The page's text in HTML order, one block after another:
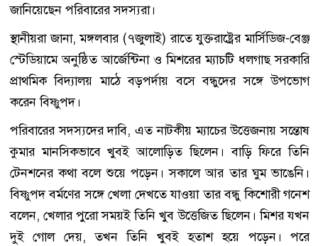
জানিয়েছেন পরিবারের সদস্যরা।
স্থানীয়রা জানা, মঙ্গলবার (৭জুলাই) রাতে যুক্তরাষ্ট্রের মার্সিডিজ-বেঞ্জ
স্টেডিয়ামে অনুষ্ঠিত আর্জেন্টিনা ও মিশরের ম্যাচটি ধলগাছ সরকারি
প্রাথমিক বিদ্যালয় মাঠে বড়পর্দায় বসে বন্ধুদের সঙ্গে উপভোগ
করেন বিষ্ণুপদ।
পরিবারের সদস্যদের দাবি, এত নাটকীয় ম্যাচের উত্তেজনায় সন্তোষ
কুমার মানসিকভাবে খুবই আলোড়িত ছিলেন। বাড়ি ফিরে তিনি
টেনশনের কথা বলে শুয়ে পড়েন। সকালে আর তার ঘুম ভাঙেনি।
বিষ্ণুপদ বর্মণের সঙ্গে খেলা দেখতে যাওয়া তার বন্ধু কিশোরী গনেশ
বলেন, খেলার পুরো সময়ই তিনি খুব উত্তেজিত ছিলেন। মিশর যখন
দুই গোল দেয়, তখন তিনি খুবই হতাশ হয়ে পড়েন। পরে